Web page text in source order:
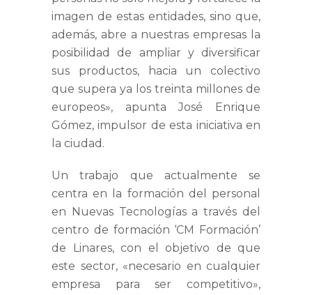
imagen de estas entidades, sino que,
además, abre a nuestras empresas la
posibilidad de ampliar y diversificar
sus productos, hacia un colectivo
que supera ya los treinta millones de
europeos», apunta José Enrique
Gómez, impulsor de esta iniciativa en
la ciudad.
Un trabajo que actualmente se
centra en la formación del personal
en Nuevas Tecnologías a través del
centro de formación ‘CM Formación’
de Linares, con el objetivo de que
este sector, «necesario en cualquier
empresa para ser competitivo»,